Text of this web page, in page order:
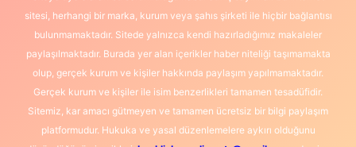
sitesi, herhangi bir marka, kurum veya şahıs şirketi ile hiçbir bağlantısı
bulunmamaktadır. Sitede yalnızca kendi hazırladığımız makaleler
paylaşılmaktadır. Burada yer alan içerikler haber niteliği taşımamakta
olup, gerçek kurum ve kişiler hakkında paylaşım yapılmamaktadır.
Gerçek kurum ve kişiler ile isim benzerlikleri tamamen tesadüfidir.
Sitemiz, kar amacı gütmeyen ve tamamen ücretsiz bir bilgi paylaşım
platformudur. Hukuka ve yasal düzenlemelere aykırı olduğunu